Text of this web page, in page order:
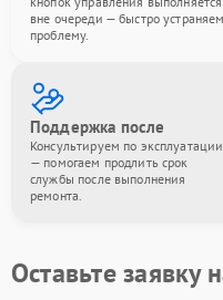
вне очереди — быстро устраняем
проблему.
Поддержка после
Консультируем по эксплуатации
— помогаем продлить срок
службы после выполнения
ремонта.
Оставьте заявку